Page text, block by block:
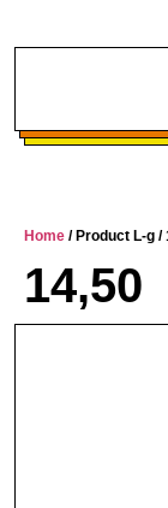
Home / Product L-g /
14,50